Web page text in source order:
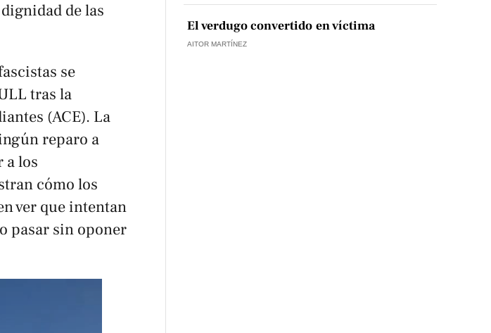
de las
se
tras la
(ACE). La
reparo a
a los
cómo los
ver que intentan
pasar sin oponer
El verdugo convertido en víctima
AITOR MARTÍNEZ